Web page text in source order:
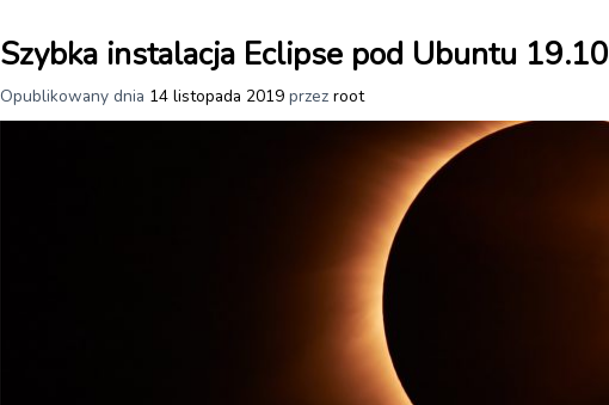
Szybka instalacja Eclipse pod Ubuntu 19.10
Opublikowany dnia 14 listopada 2019 przez root